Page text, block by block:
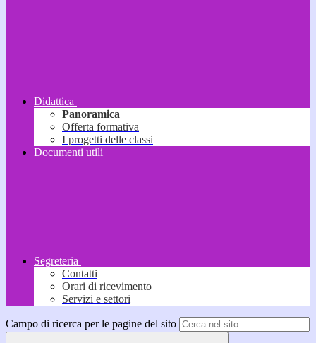
Didattica
Panoramica
Offerta formativa
I progetti delle classi
Documenti utili
Segreteria
Contatti
Orari di ricevimento
Servizi e settori
Campo di ricerca per le pagine del sito